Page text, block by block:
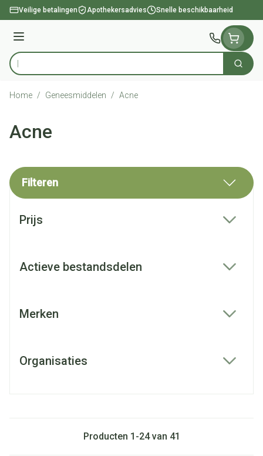
Ga naar de inhoud
Veilige betalingen Apothekersadvies Snelle beschikbaarheid
Menu
Product, merk, categorie... Zoek
Home / Geneesmiddelen / Acne
Acne
Filteren
Prijs
Actieve bestandsdelen
Merken
Organisaties
Producten 1 -24van 41